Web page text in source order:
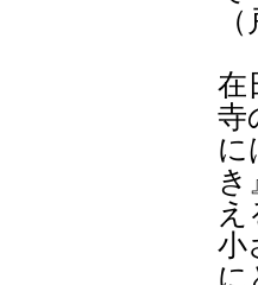
在
寺
に
小
に